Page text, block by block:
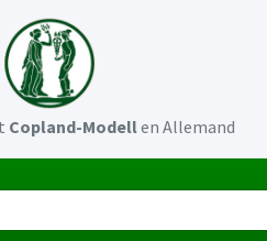
Copland-Modellen Allemand